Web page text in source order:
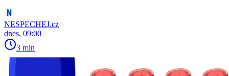
NESPECHEJ.cz
dnes, 09:00
3 min